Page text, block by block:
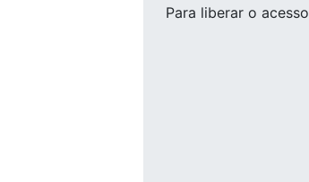
Para liberar o acesso